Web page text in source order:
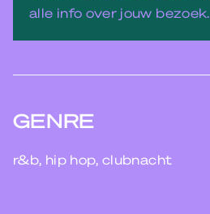
alle info over jouw bezoek.
GENRE
r&b, hip hop, clubnacht